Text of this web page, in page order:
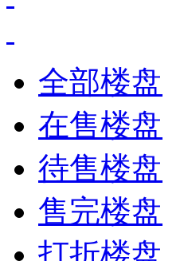
全部楼盘
在售楼盘
待售楼盘
售完楼盘
打折楼盘